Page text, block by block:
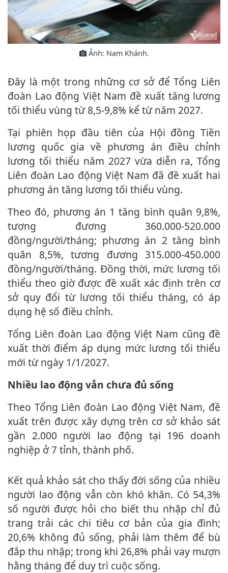
Ảnh: Nam Khánh.
Đây là một trong những cơ sở để Tổng Liên
đoàn Lao động Việt Nam đề xuất tăng lương
tối thiểu vùng từ 8,5-9,8% kể từ năm 2027.
Tại phiên họp đầu tiên của Hội đồng Tiền
lương quốc gia về phương án điều chỉnh
lương tối thiểu năm 2027 vừa diễn ra, Tổng
Liên đoàn Lao động Việt Nam đã đề xuất hai
phương án tăng lương tối thiểu vùng.
Theo đó, phương án 1 tăng bình quân 9,8%,
tương đương 360.000-520.000
đồng/người/tháng; phương án 2 tăng bình
quân 8,5%, tương đương 315.000-450.000
đồng/người/tháng. Đồng thời, mức lương tối
thiểu theo giờ được đề xuất xác định trên cơ
sở quy đổi từ lương tối thiểu tháng, có áp
dụng hệ số điều chỉnh.
Tổng Liên đoàn Lao động Việt Nam cũng đề
xuất thời điểm áp dụng mức lương tối thiểu
mới từ ngày 1/1/2027.
Nhiều lao động vẫn chưa đủ sống
Theo Tổng Liên đoàn Lao động Việt Nam, đề
xuất trên được xây dựng trên cơ sở khảo sát
gần 2.000 người lao động tại 196 doanh
nghiệp ở 7 tỉnh, thành phố.
Kết quả khảo sát cho thấy đời sống của nhiều
người lao động vẫn còn khó khăn. Có 54,3%
số người được hỏi cho biết thu nhập chỉ đủ
trang trải các chi tiêu cơ bản của gia đình;
20,6% không đủ sống, phải làm thêm để bù
đắp thu nhập; trong khi 26,8% phải vay mượn
hằng tháng để duy trì cuộc sống.